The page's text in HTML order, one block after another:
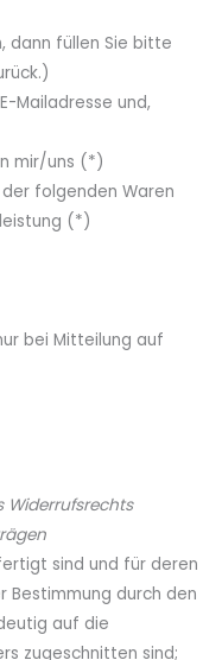
dann füllen Sie bitte
Mailadresse und,
mir/uns (*)
folgenden Waren
(*)
bei Mitteilung auf
Widerrufsrechts
sind und für deren
Bestimmung durch den
auf die
zugeschnitten sind;